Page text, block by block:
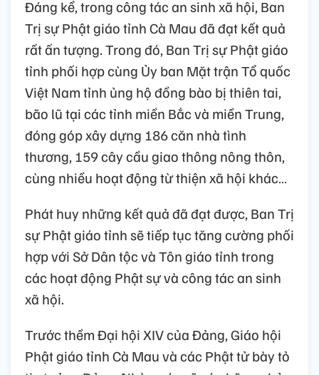
Đáng kể, trong công tác an sinh xã hội, Ban
Trị sự Phật giáo tỉnh Cà Mau đã đạt kết quả
rất ấn tượng. Trong đó, Ban Trị sự Phật giáo
tỉnh phối hợp cùng Ủy ban Mặt trận Tổ quốc
Việt Nam tỉnh ủng hộ đồng bào bị thiên tai,
bão lũ tại các tỉnh miền Bắc và miền Trung,
đóng góp xây dựng 186 căn nhà tình
thương, 159 cây cầu giao thông nông thôn,
cùng nhiều hoạt động từ thiện xã hội khác…
Phát huy những kết quả đã đạt được, Ban Trị
sự Phật giáo tỉnh sẽ tiếp tục tăng cường phối
hợp với Sở Dân tộc và Tôn giáo tỉnh trong
các hoạt động Phật sự và công tác an sinh
xã hội.
Trước thềm Đại hội XIV của Đảng, Giáo hội
Phật giáo tỉnh Cà Mau và các Phật tử bày tỏ